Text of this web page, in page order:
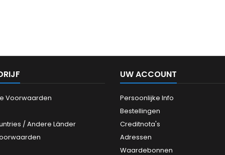
Voorwaarden
/ Andere Länder
UW ACCOUNT
Persoonlijke Info
Bestellingen
Creditnota's
Adressen
Waardebonnen